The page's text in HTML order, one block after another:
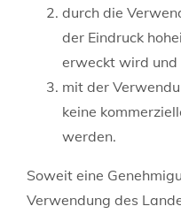
durch die
der Eindruck
erweckt wird und
mit der
keine
werden.
Soweit eine
Verwendung des